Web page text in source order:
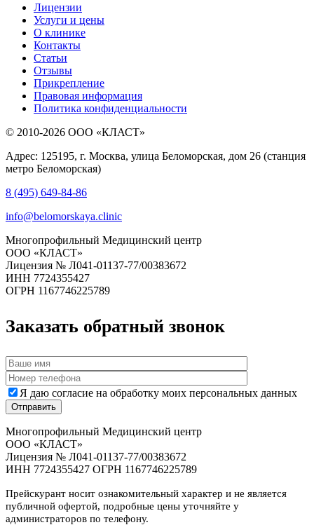
Лицензии
Услуги и цены
О клинике
Контакты
Статьи
Отзывы
Прикрепление
Правовая информация
Политика конфиденциальности
© 2010-2026 ООО «КЛАСТ»
Адрес: 125195, г. Москва, улица Беломорская, дом 26 (станция
метро Беломорская)
8 (495) 649-84-86
info@belomorskaya.clinic
Многопрофильный Медицинский центр
ООО «КЛАСТ»
Лицензия № Л041-01137-77/00383672
ИНН 7724355427
ОГРН 1167746225789
Заказать обратный звонок
Я даю согласие на обработку моих персональных данных
Многопрофильный Медицинский центр
ООО «КЛАСТ»
Лицензия № Л041-01137-77/00383672
ИНН 7724355427 ОГРН 1167746225789
Прейскурант носит ознакомительный характер и не является
публичной офертой, подробные цены уточняйте у
администраторов по телефону.